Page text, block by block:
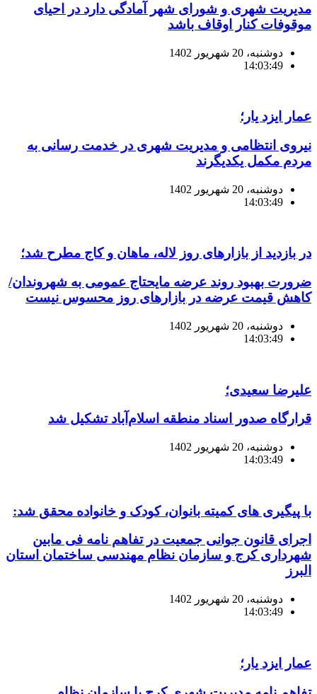
مدیریت شهری و شورای شهر آمادگی دارد در احیای
موقوفات کنار اوقاف باشد
دوشنبه، 20 شهریور 1402
14:03:49
عمار ایزد یار؛
نیروی انتظامی و مدیریت شهری در خدمت رسانی به
مردم مکمل یکدیگرند
دوشنبه، 20 شهریور 1402
14:03:49
در بازدید از بازارهای روز لاله، ماهان ‌و کاج مطرح شد؛
ضرورت بهبود روند عرضه مایحتاج عمومی به شهروندان/
کاهش قیمت عرضه در بازارهای روز محسوس نیست
دوشنبه، 20 شهریور 1402
14:03:49
علیرضا سعیدی؛
قرارگاه صدور اسناد منطقه اسلام‌آباد تشکیل شد
دوشنبه، 20 شهریور 1402
14:03:49
با پیگیری های کمیته بانوان، کودک و خانواده محقق شد:
اجرای قانون جوانی جمعیت در تفاهم نامه فی مابین
شهرداری کرج و سازمان نظام مهندسی ساختمان استان
البرز
دوشنبه، 20 شهریور 1402
14:03:49
عمار ایزد یار؛